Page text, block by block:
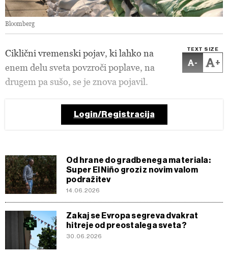
Bloomberg
TEXT SIZE
- +
Ciklični vremenski pojav, ki lahko na
enem delu sveta povzroči poplave, na
drugem pa sušo, se je znova pojavil.
Login/Registracija
Od hrane do gradbenega materiala:
Super El Niño grozi z novim valom
podražitev
14.06.2026
Zakaj se Evropa segreva dvakrat
hitreje od preostalega sveta?
30.06.2026